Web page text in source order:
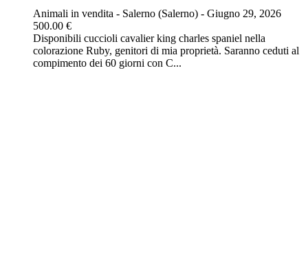
Animali in vendita - Salerno (Salerno) - Giugno 29, 2026
500.00 €
Disponibili cuccioli cavalier king charles spaniel nella
colorazione Ruby, genitori di mia proprietà. Saranno ceduti al
compimento dei 60 giorni con C...